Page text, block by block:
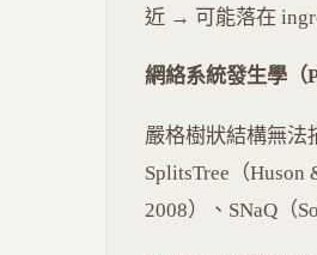
近 → 可能落在
網絡系統發生學（
嚴格樹狀結構無法
SplitsTree（Huson
2008）、SNaQ（